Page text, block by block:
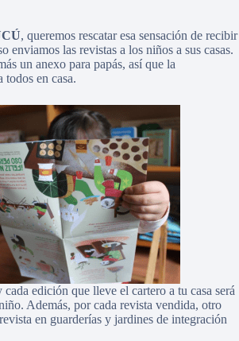
, queremos rescatar esa sensación de recibir
enviamos las revistas a los niños a sus casas.
un anexo para papás, así que la
todos en casa.
cada edición que lleve el cartero a tu casa será
Además, por cada revista vendida, otro
en guarderías y jardines de integración